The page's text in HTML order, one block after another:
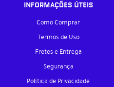
INFORMAÇÕES ÚTEIS
Como Comprar
Termos de Uso
Fretes e Entrega
Segurança
Política de Privacidade